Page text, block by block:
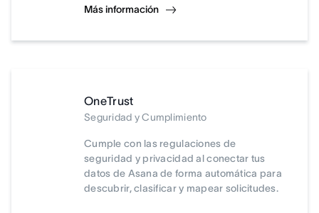
Más información
OneTrust
Seguridad y Cumplimiento
Cumple con las regulaciones de
seguridad y privacidad al conectar tus
datos de Asana de forma automática para
descubrir, clasificar y mapear solicitudes.